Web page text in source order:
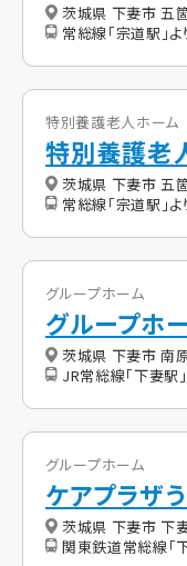
茨城県 下妻市 五
常総線「宗道駅」
特別養護老人ホーム
特別養護老
茨城県 下妻市 五
常総線「宗道駅」
グループホーム
グループホ
茨城県 下妻市 南
JR常総線「下妻駅
グループホーム
ケアプラザ
茨城県 下妻市 下
関東鉄道常総線「